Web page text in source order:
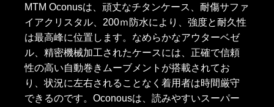
MTM Oconusは、頑丈なチタンケース、耐傷サファ
イアクリスタル、200ｍ防水により、強度と耐久性
は最高峰に位置します。なめらかなアウターベゼ
ル、精密機械加工されたケースには、正確で信頼
性の高い自動巻きムーブメントが搭載されてお
り、状況に左右されることなく着用者は時間厳守
できるのです。Oconousは、読みやすいスーパー